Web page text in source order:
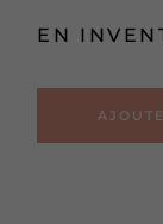
EN